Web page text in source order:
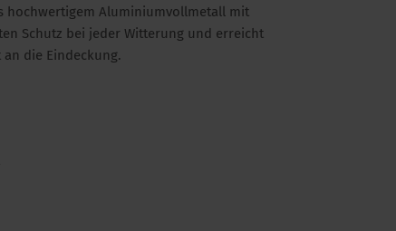
hochwertigem Aluminiumvollmetall mit
Schutz bei jeder Witterung und erreicht
die Eindeckung.